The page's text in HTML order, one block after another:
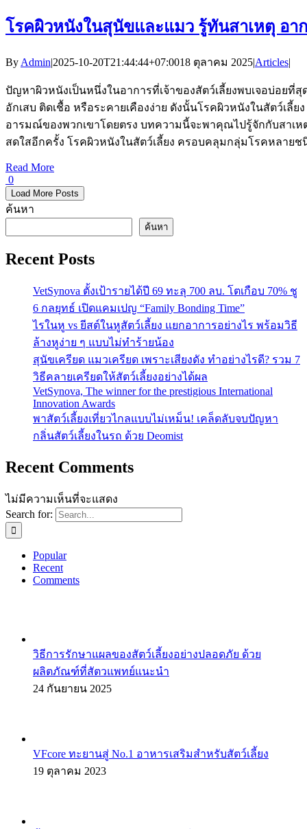
โรคผิวหนังในสุนัขและแมว รู้ทันสาเหตุ อา
By Admin|2025-10-20T21:44:44+07:0018 ตุลาคม 2025|Articles|
ปัญหาผิวหนังเป็นหนึ่งในอาการที่เจ้าของสัตว์เลี้ยงพบเจอบ่อย
อักเสบ ติดเชื้อ หรือระคายเคืองง่าย ดังนั้นโรคผิวหนังในสัตว์เ
อารมณ์ของพวกเขาโดยตรง บทความนี้จะพาคุณไปรู้จักกับสาเ
สดใสอีกครั้ง โรคผิวหนังในสัตว์เลี้ยง ครอบคลุมกลุ่มโรคหลาย
Read More
0
Load More Posts
ค้นหา
ค้นหา
Recent Posts
VetSynova ตั้งเป้ารายได้ปี 69 ทะลุ 700 ลบ. โตเกือบ 70% ชู
6 กลยุทธ์ เปิดแคมเปญ “Family Bonding Time”
ไรในหู vs ยีสต์ในหูสัตว์เลี้ยง แยกอาการอย่างไร พร้อมวิธี
ล้างหูง่าย ๆ แบบไม่ทำร้ายน้อง
สุนัขเครียด แมวเครียด เพราะเสียงดัง ทำอย่างไรดี? รวม 7
วิธีคลายเครียดให้สัตว์เลี้ยงอย่างได้ผล
VetSynova, The winner for the prestigious International
Innovation Awards
พาสัตว์เลี้ยงเที่ยวไกลแบบไม่เหม็น! เคล็ดลับจบปัญหา
กลิ่นสัตว์เลี้ยงในรถ ด้วย Deomist
Recent Comments
ไม่มีความเห็นที่จะแสดง
Search for:
Popular
Recent
Comments
วิธีการรักษาแผลของสัตว์เลี้ยงอย่างปลอดภัย ด้วย
ผลิตภัณฑ์ที่สัตวแพทย์แนะนำ
24 กันยายน 2025
VFcore ทะยานสู่ No.1 อาหารเสริมสำหรับสัตว์เลี้ยง
19 ตุลาคม 2023